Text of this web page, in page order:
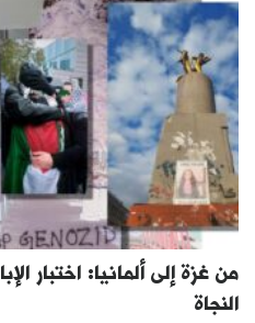
من غزة إلى ألمانيا: اختبار
النجاة